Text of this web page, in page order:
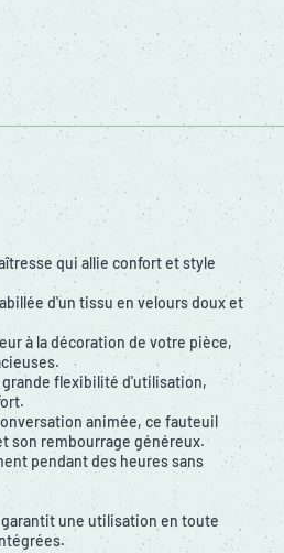
qui allie confort et style
d'un tissu en velours doux et
à la décoration de votre pièce,
flexibilité d'utilisation,
animée, ce fauteuil
son rembourrage généreux.
pendant des heures sans
une utilisation en toute